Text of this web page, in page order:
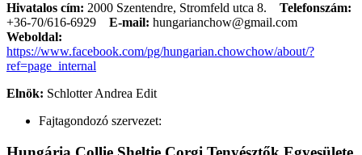
Hivatalos cím: 2000 Szentendre, Stromfeld utca 8. Telefonszám:
+36-70/616-6929
E-mail: hungarianchow@gmail.com
Weboldal:
https://www.facebook.com/pg/hungarian.chowchow/about/?
ref=page_internal
Elnök: Schlotter Andrea Edit
Fajtagondozó szervezet: